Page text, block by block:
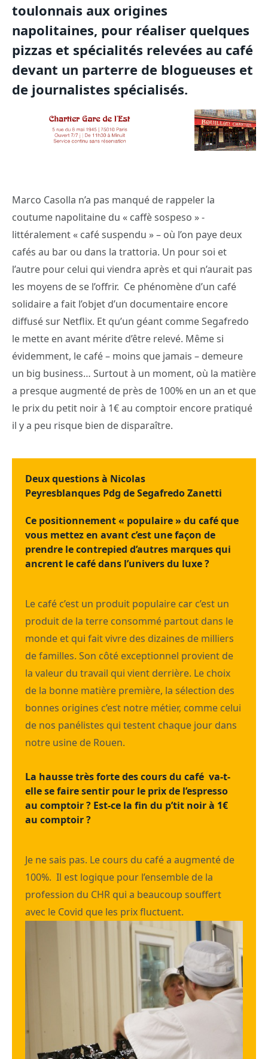
toulonnais aux origines
napolitaines, pour réaliser quelques
pizzas et spécialités relevées au café
devant un parterre de blogueuses et
de journalistes spécialisés.
Marco Casolla n’a pas manqué de rappeler la
coutume napolitaine du « caffè sospeso » -
littéralement « café suspendu » – où l’on paye deux
cafés au bar ou dans la trattoria. Un pour soi et
l’autre pour celui qui viendra après et qui n’aurait pas
les moyens de se l’offrir. Ce phénomène d’un café
solidaire a fait l’objet d’un documentaire encore
diffusé sur Netflix. Et qu’un géant comme Segafredo
le mette en avant mérite d’être relevé. Même si
évidemment, le café – moins que jamais – demeure
un big business… Surtout à un moment, où la matière
a presque augmenté de près de 100% en un an et que
le prix du petit noir à 1€ au comptoir encore pratiqué
il y a peu risque bien de disparaître.
Deux questions à Nicolas
Peyresblanques Pdg de Segafredo Zanetti
Ce positionnement « populaire » du café que
vous mettez en avant c’est une façon de
prendre le contrepied d’autres marques qui
ancrent le café dans l’univers du luxe ?
Le café c’est un produit populaire car c’est un
produit de la terre consommé partout dans le
monde et qui fait vivre des dizaines de milliers
de familles. Son côté exceptionnel provient de
la valeur du travail qui vient derrière. Le choix
de la bonne matière première, la sélection des
bonnes origines c’est notre métier, comme celui
de nos panélistes qui testent chaque jour dans
notre usine de Rouen.
La hausse très forte des cours du café va-t-
elle se faire sentir pour le prix de l’espresso
au comptoir ? Est-ce la fin du p’tit noir à 1€
au comptoir ?
Je ne sais pas. Le cours du café a augmenté de
100%. Il est logique pour l’ensemble de la
profession du CHR qui a beaucoup souffert
avec le Covid que les prix fluctuent.